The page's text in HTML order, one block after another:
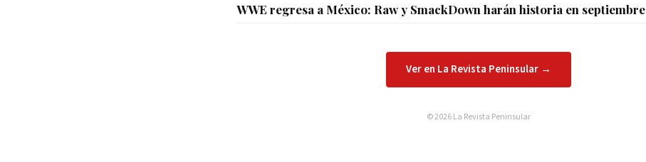
WWE regresa a México: Raw y SmackDown harán historia en septiembre
Ver en La Revista Peninsular →
© 2026 La Revista Peninsular